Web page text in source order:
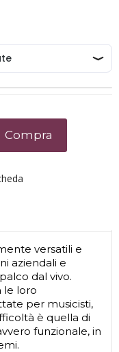
Compra
versatili e
aziendali e
dal vivo.
le loro
per musicisti,
è quella di
funzionale, in